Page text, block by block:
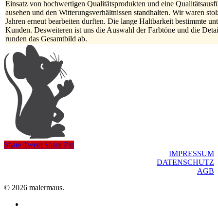
Einsatz von hochwertigen Qualitätsprodukten und eine
ausehen und den Witterungsverhältnissen standhalten. Wir waren
Jahren erneut bearbeiten durften. Die lange Haltbarkeit bestimmte
Kunden. Desweiteren ist uns die Auswahl der Farbtöne und die
runden das Gesamtbild ab.
Share Tweet Share Pin
IMPRESSUM
DATENSCHUTZ
AGB
© 2026 malermaus.